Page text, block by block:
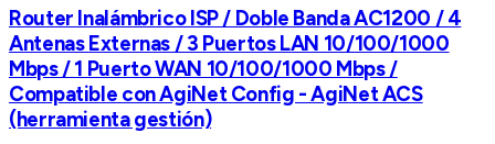
Router Inalámbrico ISP / Doble Banda AC1200 / 4
Antenas Externas / 3 Puertos LAN 10/100/1000
Mbps / 1 Puerto WAN 10/100/1000 Mbps /
Compatible con AgiNet Config - AgiNet ACS
(herramienta gestión)